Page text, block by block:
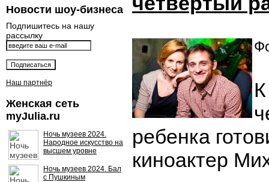
Новости шоу-бизнеса
Подпишитесь на нашу
рассылку
Наш партнёр
Женская сеть
myJulia.ru
Ночь музеев 2024.
Народное искусство на
высшем уровне
Ночь музеев 2024. Бал
с Пушкиным
ребенка
киноактер